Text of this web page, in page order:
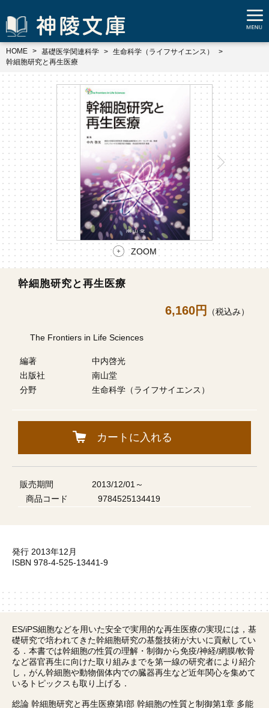
HOME 基礎医学関連科学
生命科学（ライフサイエンス）
幹細胞研究と再生医療
ZOOM
幹細胞研究と再生医療
6,160円 （税込み）
The Frontiers in Life Sciences
編著
中内啓光
出版社
南山堂
分野
生命科学（ライフサイエンス）
カートに入れる
販売期間
2013/12/01～
商品コード
9784525134419
発行 2013年12月
ISBN 978-4-525-13441-9
ES/iPS細胞などを用いた安全で実用的な再生医療の実現には，基
礎研究で培われてきた幹細胞研究の基盤技術が大いに貢献してい
る．本書では幹細胞の性質の理解・制御から免疫/神経/網膜/軟骨
など器官再生に向けた取り組みまでを第一線の研究者により紹介
し，がん幹細胞や動物個体内での臓器再生など近年関心を集めて
いるトピックスも取り上げる．
総論 幹細胞研究と再生医療第I部 幹細胞の性質と制御第1章 多能